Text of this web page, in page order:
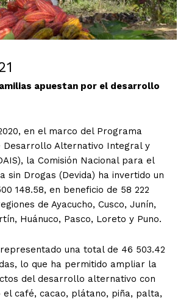
apuestan por el desarrollo
en el marco del Programa
Desarrollo Alternativo Integral y
la Comisión Nacional para el
sin Drogas (Devida) ha invertido un
148.58, en beneficio de 58 222
de Ayacucho, Cusco, Junín,
Huánuco, Pasco, Loreto y Puno.
una total de 46 503.42
lo que ha permitido ampliar la
del desarrollo alternativo con
el café, cacao, plátano, piña, palta,